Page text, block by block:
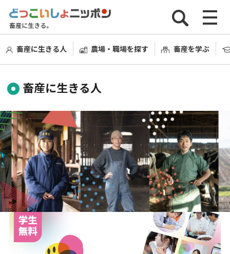
畜産に生きる人 農場・職場を探す 畜産を学ぶ
畜産に生きる人